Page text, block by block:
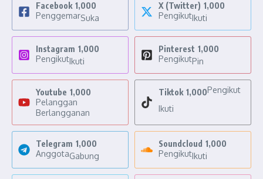
Facebook 1,000
PenggemarSuka
X (Twitter) 1,000
PengikutIkuti
Instagram 1,000
PengikutIkuti
Pinterest 1,000
PengikutPin
Youtube 1,000
Pelanggan
Berlangganan
Tiktok 1,000Pengikut
Ikuti
Telegram 1,000
AnggotaGabung
Soundcloud 1,000
PengikutIkuti